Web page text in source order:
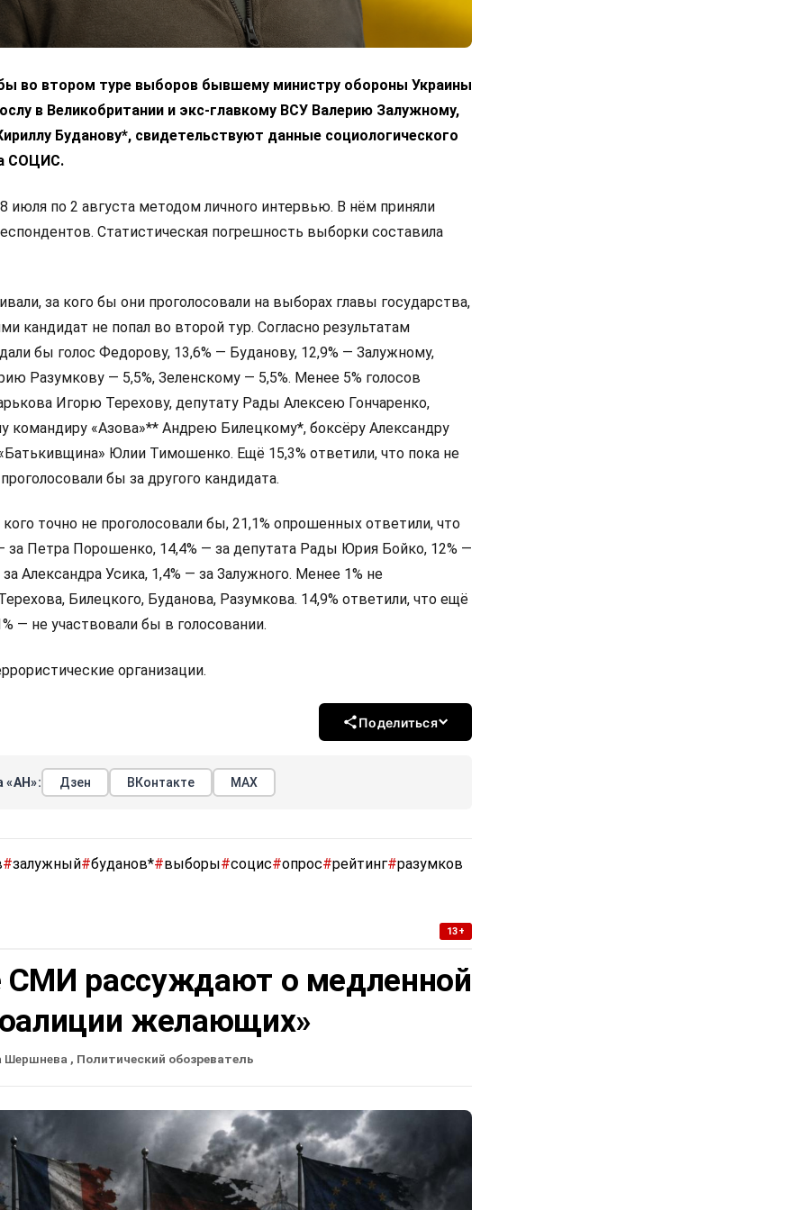
во втором туре выборов бывшему министру обороны Украины
в Великобритании и экс-главкому ВСУ Валерию Залужному,
Буданову*, свидетельствуют данные социологического
СОЦИС.
июля по 2 августа методом личного интервью. В нём приняли
Статистическая погрешность выборки составила
за кого бы они проголосовали на выборах главы государства,
кандидат не попал во второй тур. Согласно результатам
бы голос Федорову, 13,6% — Буданову, 12,9% — Залужному,
Разумкову — 5,5%, Зеленскому — 5,5%. Менее 5% голосов
Игорю Терехову, депутату Рады Алексею Гончаренко,
командиру «Азова»** Андрею Билецкому*, боксёру Александру
Юлии Тимошенко. Ещё 15,3% ответили, что пока не
бы за другого кандидата.
точно не проголосовали бы, 21,1% опрошенных ответили, что
за Петра Порошенко, 14,4% — за депутата Рады Юрия Бойко, 12% —
Александра Усика, 1,4% — за Залужного. Менее 1% не
Билецкого, Буданова, Разумкова. 14,9% ответили, что ещё
— не участвовали бы в голосовании.
организации.
Поделиться
«АН»: Дзен ВКонтакте МАХ
#залужный#буданов*#выборы#социс#опрос#рейтинг#разумков
13+
рассуждают о медленной
желающих»
Шершнева , Политический обозреватель